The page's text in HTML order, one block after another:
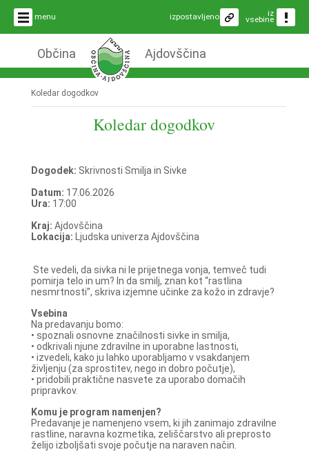
menu iz
vsebine
izpostavljeno
Občina Ajdovščina
Koledar dogodkov
Koledar dogodkov
Dogodek: Skrivnosti Smilja in Sivke
Datum: 17.06.2026
Ura: 17:00
Kraj: Ajdovščina
Lokacija: Ljudska univerza Ajdovščina
Ste vedeli, da sivka ni le prijetnega vonja, temveč tudi
pomirja telo in um? In da smilj, znan kot “rastlina
nesmrtnosti”, skriva izjemne učinke za kožo in zdravje?
Vsebina
Na predavanju bomo:
• spoznali osnovne značilnosti sivke in smilja,
• odkrivali njune zdravilne in uporabne lastnosti,
• izvedeli, kako ju lahko uporabljamo v vsakdanjem
življenju (za sprostitev, nego in dobro počutje),
• pridobili praktične nasvete za uporabo domačih
pripravkov.
Komu je program namenjen?
Predavanje je namenjeno vsem, ki jih zanimajo zdravilne
rastline, naravna kozmetika, zeliščarstvo ali preprosto
želijo izboljšati svoje počutje na naraven način.